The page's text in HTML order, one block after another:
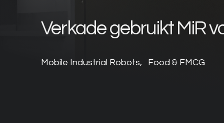
Verkade gebruikt MiR
Mobile Industrial Robots, Food & FMCG